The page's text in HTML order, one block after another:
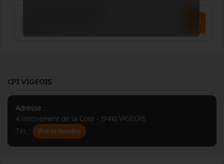
CPI VIGEOIS
Adresse :
4 lotissement de la Cote - 19410 VIGEOIS
Tél. :
Voir le numéro